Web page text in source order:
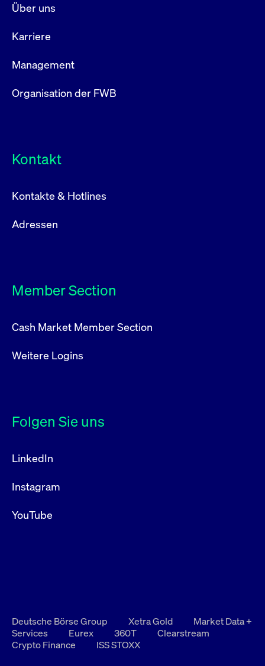
Über uns
Karriere
Management
Organisation der FWB
Kontakt
Kontakte & Hotlines
Adressen
Member Section
Cash Market Member Section
Weitere Logins
Folgen Sie uns
LinkedIn
Instagram
YouTube
Deutsche Börse Group Xetra Gold
Market Data +
Services
Eurex 360T
Clearstream
Crypto Finance
ISS STOXX